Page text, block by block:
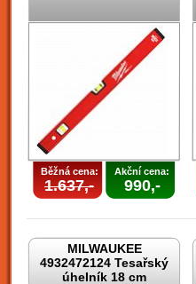
Běžná cena:
1.637,-
Akční cena:
990,-
MILWAUKEE
4932472124 Tesařský
úhelník 18 cm